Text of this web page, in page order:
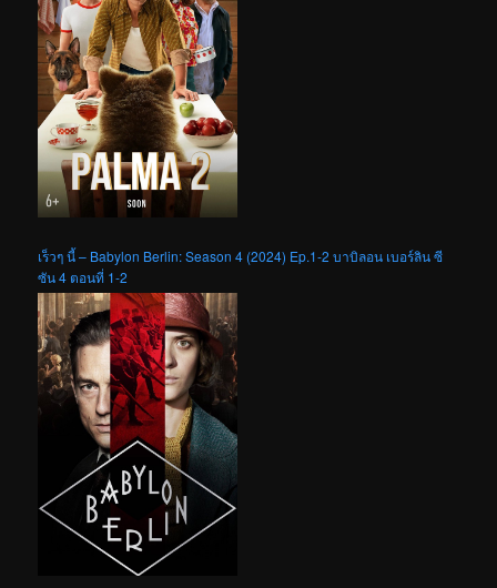
เร็วๆ นี้ – Babylon Berlin: Season 4 (2024) Ep.1-2 บาบิลอน เบอร์ลิน ซี
ซัน 4 ตอนที่ 1-2